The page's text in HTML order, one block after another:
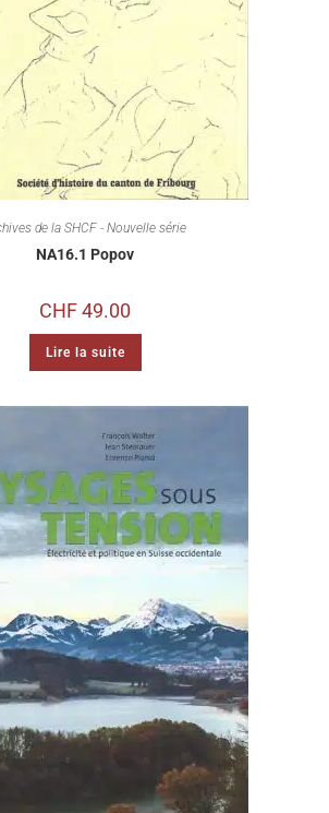
de la SHCF - Nouvelle série
NA16.1 Popov
CHF49.00
Lire la suite